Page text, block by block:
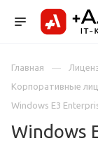
Главная
Корпоративные
Windows E3
Windows